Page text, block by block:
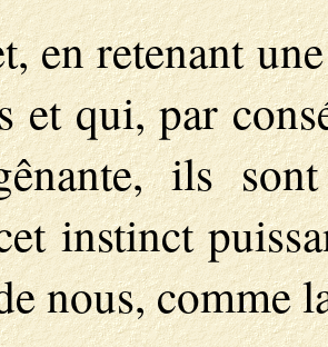
en retenant
et qui, par
ils
instinct
nous, comme